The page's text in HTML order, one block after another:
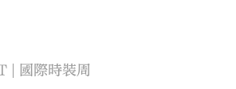
國際時裝周